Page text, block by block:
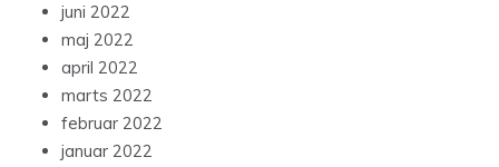
juni 2022
maj 2022
april 2022
marts 2022
februar 2022
januar 2022